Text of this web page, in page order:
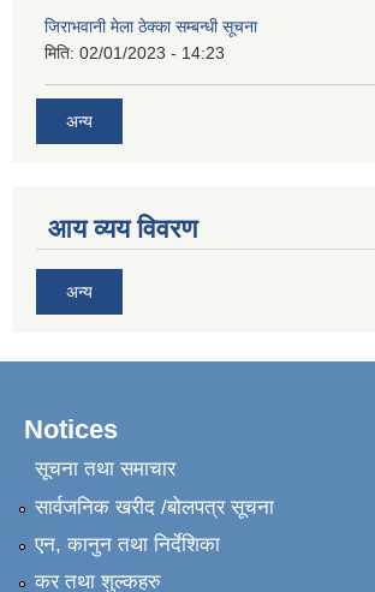
जिराभवानी मेला ठेक्का सम्बन्धी सूचना
मिति: 02/01/2023 - 14:23
अन्य
आय व्यय विवरण
अन्य
Notices
सूचना तथा समाचार
सार्वजनिक खरीद /बोलपत्र सूचना
एन, कानुन तथा निर्देशिका
कर तथा शुल्कहरु